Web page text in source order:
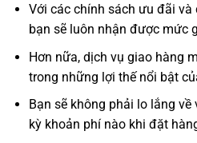
Với các chính sách ưu đãi
bạn sẽ luôn nhận được mức
Hơn nữa, dịch vụ giao hàng
trong những lợi thế nổi bật
Bạn sẽ không phải lo lắng
kỳ khoản phí nào khi đặt